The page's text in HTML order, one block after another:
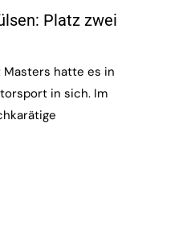
Platz zwei
Masters hatte es in
in sich. Im